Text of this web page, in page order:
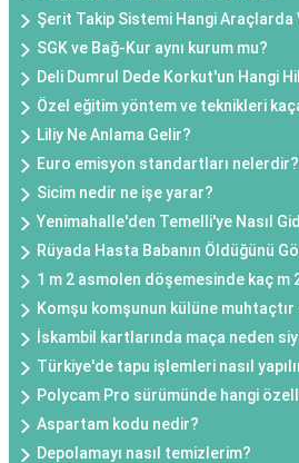
Şerit Takip Sistemi Hangi Araçlarda
SGK ve Bağ-Kur aynı kurum mu?
Deli Dumrul Dede Korkut'un Hangi
Özel eğitim yöntem ve teknikleri
Liliy Ne Anlama Gelir?
Euro emisyon standartları nelerdir?
Sicim nedir ne işe yarar?
Yenimahalle'den Temelli'ye Nasıl
Rüyada Hasta Babanın Öldüğünü
1 m 2 asmolen döşemesinde kaç m
Komşu komşunun külüne
İskambil kartlarında maça neden
Türkiye'de tapu işlemleri nasıl
Polycam Pro sürümünde hangi
Aspartam kodu nedir?
Depolamayı nasıl temizlerim?